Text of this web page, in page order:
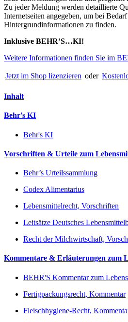
Zu jeder Meldung werden detaillierte
Internetseiten angegeben, um bei
Hintergrundinformationen zu finden.
Inklusive BEHR’S…KI!
Weitere Informationen finden Sie im
Jetzt im Shop lizenzieren oder
Inhalt
Behr's KI
Behr's KI
Vorschriften & Urteile zum
Behr’s Urteilssammlung
Codex Alimentarius
Lebensmittelrecht, Vorschriften
Leitsätze Deutsches
Recht der Milchwirtschaft,
Kommentare & Erläuterungen zum
BEHR'S Kommentar zum
Fertigpackungsrecht, Kommentar
Fleischhygiene-Recht,